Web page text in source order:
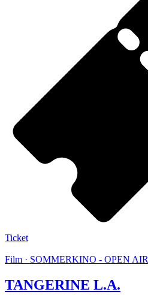
Ticket
Film · SOMMERKINO - OPEN AIR
TANGERINE L.A.